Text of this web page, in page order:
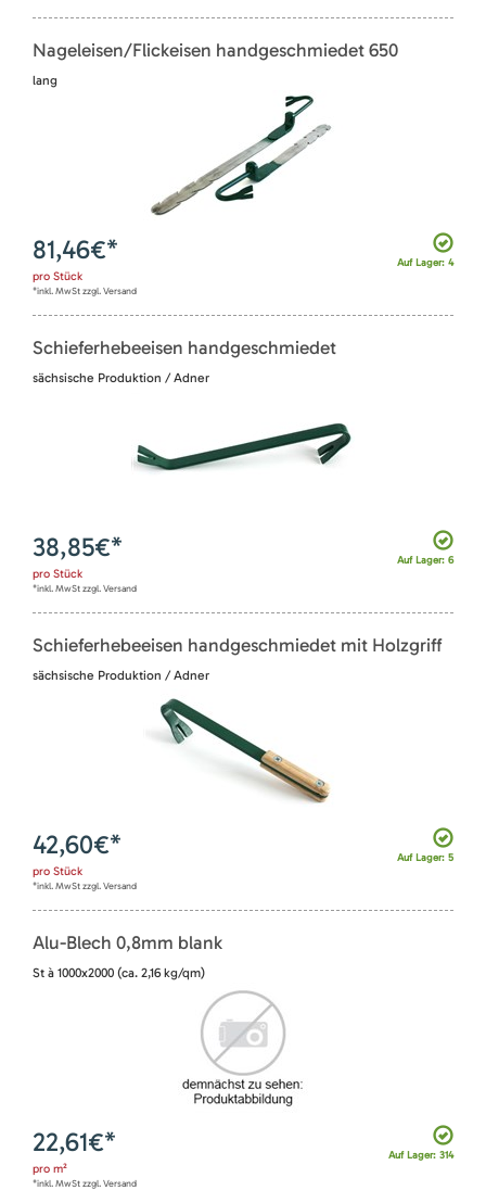
Nageleisen/Flickeisen handgeschmiedet 650
lang
Auf Lager: 4
81,46€*
pro Stück
*inkl. MwSt zzgl. Versand
Schieferhebeeisen handgeschmiedet
sächsische Produktion / Adner
Auf Lager: 6
38,85€*
pro Stück
*inkl. MwSt zzgl. Versand
Schieferhebeeisen handgeschmiedet mit Holzgriff
sächsische Produktion / Adner
Auf Lager: 5
42,60€*
pro Stück
*inkl. MwSt zzgl. Versand
Alu-Blech 0,8mm blank
St à 1000x2000 (ca. 2,16 kg/qm)
Auf Lager: 314
22,61€*
pro m²
*inkl. MwSt zzgl. Versand